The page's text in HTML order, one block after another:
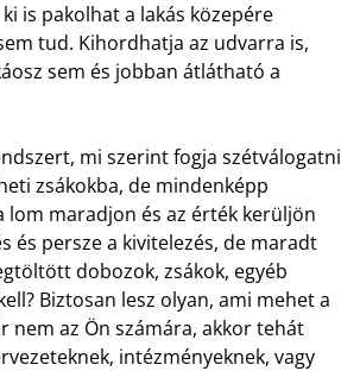
is pakolhat a lakás közepére
tud. Kihordhatja az udvarra is,
sem és jobban átlátható a
mi szerint fogja szétválogatni
zsákokba, de mindenképp
lom maradjon és az érték kerüljön
és persze a kivitelezés, de maradt
dobozok, zsákok, egyéb
Biztosan lesz olyan, ami mehet a
nem az Ön számára, akkor tehát
intézményeknek, vagy